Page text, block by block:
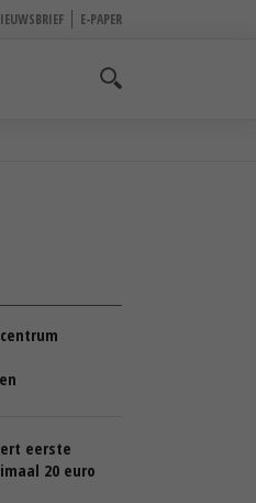
E-PAPER
eerste
20 euro